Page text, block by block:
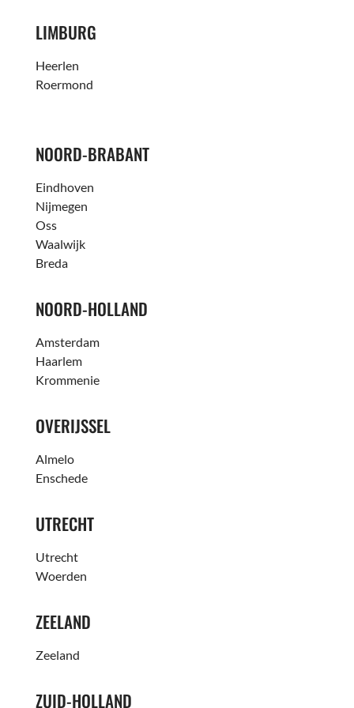
LIMBURG
Heerlen
Roermond
NOORD-BRABANT
Eindhoven
Nijmegen
Oss
Waalwijk
Breda
NOORD-HOLLAND
Amsterdam
Haarlem
Krommenie
OVERIJSSEL
Almelo
Enschede
UTRECHT
Utrecht
Woerden
ZEELAND
Zeeland
ZUID-HOLLAND